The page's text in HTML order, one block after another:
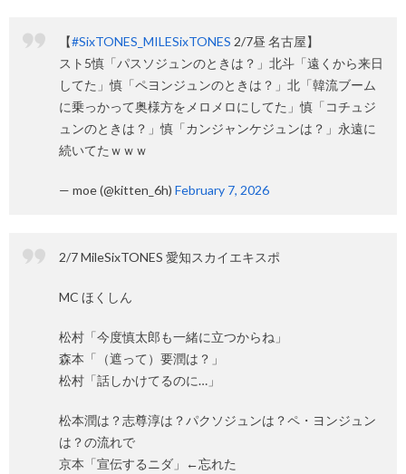
【#SixTONES_MILESixTONES 2/7昼 名古屋】
スト5慎「パスソジュンのときは？」北斗「遠くから来日
してた」慎「ペヨンジュンのときは？」北「韓流ブーム
に乗っかって奥様方をメロメロにしてた」慎「コチュジ
ュンのときは？」慎「カンジャンケジュンは？」永遠に
続いてたｗｗｗ
— moe (@kitten_6h) February 7, 2026
2/7 MileSixTONES 愛知スカイエキスポ
MC ほくしん
松村「今度慎太郎も一緒に立つからね」
森本「（遮って）要潤は？」
松村「話しかけてるのに…」
松本潤は？志尊淳は？パクソジュンは？ペ・ヨンジュン
は？の流れで
京本「宣伝するニダ」←忘れた